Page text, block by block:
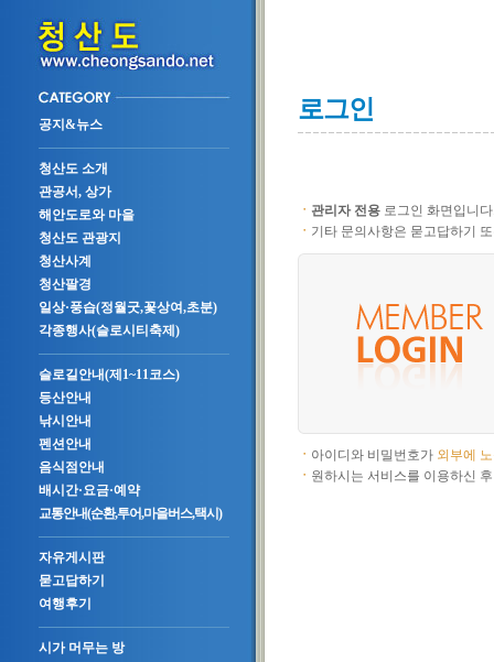
공지&뉴스
청산도 소개
관공서, 상가
해안도로와 마을
청산도 관광지
청산사계
청산팔경
일상·풍습(정월굿,꽃상여,초분)
각종행사(슬로시티축제)
슬로길안내(제1~11코스)
등산안내
낚시안내
펜션안내
음식점안내
배시간·요금·예약
교통안내(순환,투어,마을버스,택시)
자유게시판
묻고답하기
여행후기
시가 머무는 방
로그인
ㆍ 관리자 전용 로그인 화면입니
ㆍ 기타 문의사항은 묻고답하기
ㆍ 아이디와 비밀번호가 외부에
ㆍ 원하시는 서비스를 이용하신